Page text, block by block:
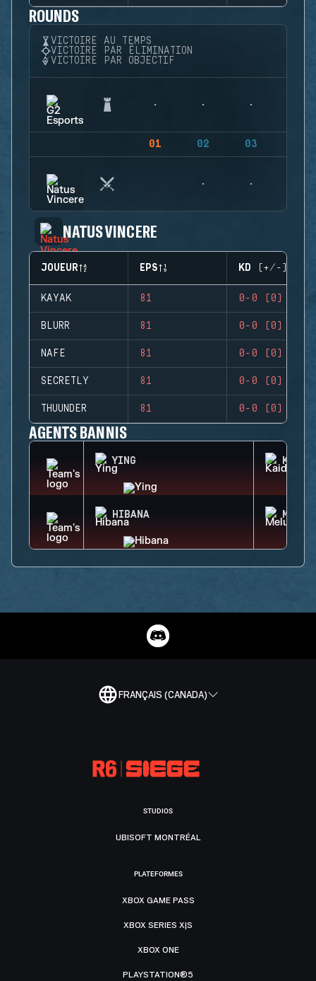
ROUNDS
VICTOIRE AU TEMPS
VICTOIRE PAR ÉLIMINATION
VICTOIRE PAR OBJECTIF
01 02 03
NATUS VINCERE
JOUEUR EPS KD (+/-)
KAYAK 81 0-0 (0)
BLURR 81 0-0 (0)
NAFE 81 0-0 (0)
SECRETLY 81 0-0 (0)
THUUNDER 81 0-0 (0)
AGENTS BANNIS
YING KAID
HIBANA
FRANÇAIS (CANADA)
STUDIOS
UBISOFT MONTRÉAL
PLATEFORMES
XBOX GAME PASS
XBOX SERIES X|S
XBOX ONE
PLAYSTATION®5